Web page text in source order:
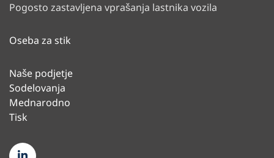
Pogosto zastavljena vprašanja lastnika vozila
Oseba za stik
Naše podjetje
Sodelovanja
Mednarodno
Tisk